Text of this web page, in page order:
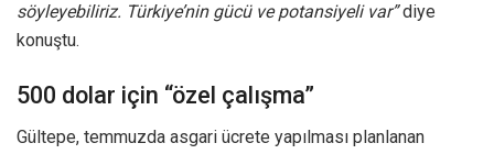
söyleyebiliriz. Türkiye’nin gücü ve potansiyeli var”diye
konuştu.
500 dolar için “özel çalışma”
Gültepe, temmuzda asgari ücrete yapılması planlanan